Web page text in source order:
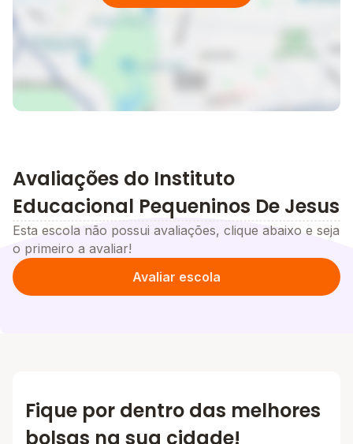
Avaliações do Instituto
Educacional Pequeninos De Jesus
Esta escola não possui avaliações, clique abaixo e seja
o primeiro a avaliar!
Avaliar escola
Fique por dentro das melhores
bolsas na sua cidade!